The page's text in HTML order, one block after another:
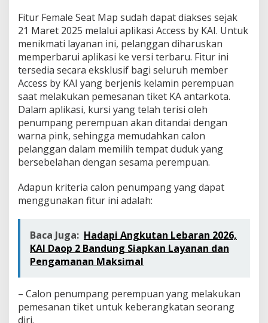
Fitur Female Seat Map sudah dapat diakses sejak
21 Maret 2025 melalui aplikasi Access by KAI. Untuk
menikmati layanan ini, pelanggan diharuskan
memperbarui aplikasi ke versi terbaru. Fitur ini
tersedia secara eksklusif bagi seluruh member
Access by KAI yang berjenis kelamin perempuan
saat melakukan pemesanan tiket KA antarkota.
Dalam aplikasi, kursi yang telah terisi oleh
penumpang perempuan akan ditandai dengan
warna pink, sehingga memudahkan calon
pelanggan dalam memilih tempat duduk yang
bersebelahan dengan sesama perempuan.
Adapun kriteria calon penumpang yang dapat
menggunakan fitur ini adalah:
Baca Juga: Hadapi Angkutan Lebaran 2026,
KAI Daop 2 Bandung Siapkan Layanan dan
Pengamanan Maksimal
– Calon penumpang perempuan yang melakukan
pemesanan tiket untuk keberangkatan seorang
diri.